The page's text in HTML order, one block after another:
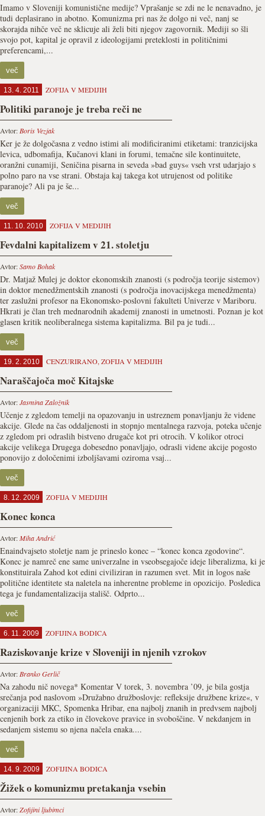
Imamo v Sloveniji komunistične medije? Vprašanje se zdi ne le nenavadno, je
tudi deplasirano in abotno. Komunizma pri nas že dolgo ni več, nanj se
skorajda nihče več ne sklicuje ali želi biti njegov zagovornik. Mediji so šli
svojo pot, kapital je opravil z ideologijami preteklosti in političnimi
preferencami,...
več
13. 4. 2011 ZOFIJA V MEDIJIH
Politiki paranoje je treba reči ne
Avtor: Boris Vezjak
Ker je že dolgočasna z vedno istimi ali modificiranimi etiketami: tranzicijska
levica, udbomafija, Kučanovi klani in forumi, temačne sile kontinuitete,
oranžni cunamiji, Seničina pisarna in seveda »bad guys« vseh vrst udarjajo s
polno paro na vse strani. Obstaja kaj takega kot utrujenost od politike
paranoje? Ali pa je še...
več
11. 10. 2010 ZOFIJA V MEDIJIH
Fevdalni kapitalizem v 21. stoletju
Avtor:Samo Bohak
Dr. Matjaž Mulej je doktor ekonomskih znanosti (s področja teorije sistemov)
in doktor menedžmentskih znanosti (s področja inovacijskega menedžmenta)
ter zaslužni profesor na Ekonomsko-poslovni fakulteti Univerze v Mariboru.
Hkrati je član treh mednarodnih akademij znanosti in umetnosti. Poznan je kot
glasen kritik neoliberalnega sistema kapitalizma. Bil pa je tudi...
več
19. 2. 2010 CENZURIRANO, ZOFIJA V MEDIJIH
Naraščajoča moč Kitajske
Avtor:Jasmina Založnik
Učenje z zgledom temelji na opazovanju in ustreznem ponavljanju že videne
akcije. Glede na čas oddaljenosti in stopnjo mentalnega razvoja, poteka učenje
z zgledom pri odraslih bistveno drugače kot pri otrocih. V kolikor otroci
akcije velikega Drugega dobesedno ponavljajo, odrasli videne akcije pogosto
ponovijo z določenimi izboljšavami oziroma vsaj...
več
8. 12. 2009 ZOFIJA V MEDIJIH
Konec konca
Avtor:Miha Andrić
Enaindvajseto stoletje nam je prineslo konec – “konec konca zgodovine“.
Konec je namreč ene same univerzalne in vseobsegajoče ideje liberalizma, ki je
konstituirala Zahod kot edini civiliziran in razumen svet. Mit in logos naše
politične identitete sta naletela na inherentne probleme in opozicijo. Posledica
tega je fundamentalizacija stališč. Odprto...
več
6. 11. 2009 ZOFIJINA BODICA
Raziskovanje krize v Sloveniji in njenih vzrokov
Avtor: Branko Gerlič
Na zahodu nič novega* Komentar V torek, 3. novembra ’09, je bila gostja
srečanja pod naslovom »Družabno družboslovje: refleksije družbene krize«, v
organizaciji MKC, Spomenka Hribar, ena najbolj znanih in predvsem najbolj
cenjenih bork za etiko in človekove pravice in svoboščine. V nekdanjem in
sedanjem sistemu so njena načela enaka....
več
14. 9. 2009 ZOFIJINA BODICA
Žižek o komunizmu pretakanja vsebin
Avtor:Zofijini ljubimci